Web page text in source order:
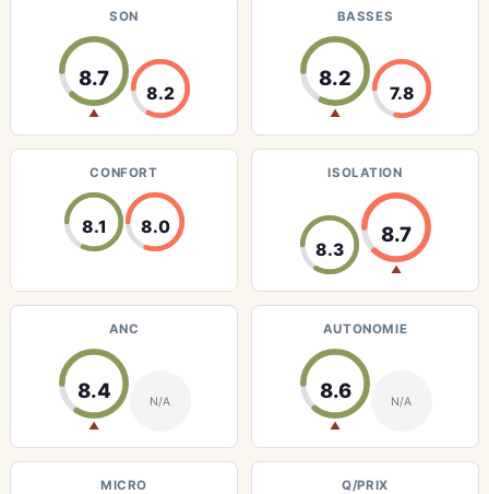
SON
8.7
▲
8.2
BASSES
8.2
▲
7.8
CONFORT
8.1 8.0
ISOLATION
8.3
8.7
▲
ANC
8.4
▲
N/A
AUTONOMIE
8.6
▲
N/A
MICRO Q/PRIX